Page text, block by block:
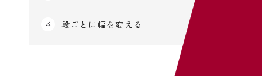
段ごとに幅を変える